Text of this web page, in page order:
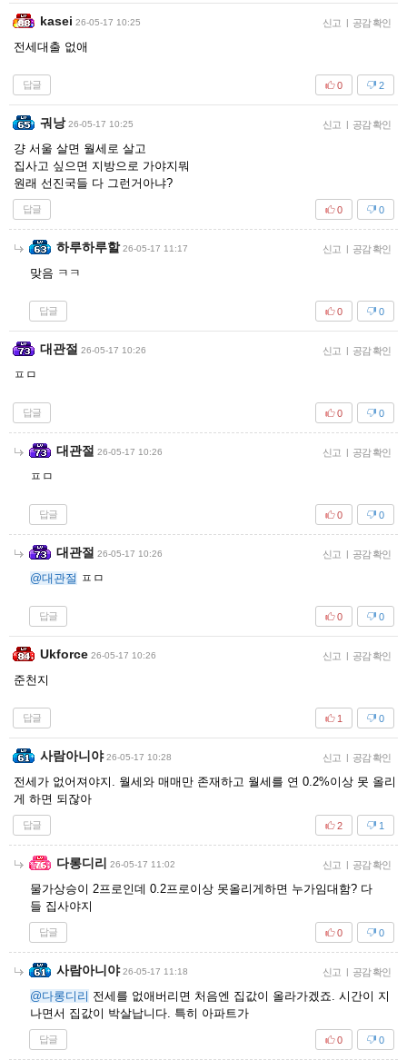
kasei 26-05-17 10:25 신고 공감 확인
전세대출 없애
답글 2
0
궈낭 26-05-17 10:25 신고 공감 확인
걍 서울 살면 월세로 살고
집사고 싶으면 지방으로 가야지뭐
원래 선진국들 다 그런거아냐?
답글 0
0
하루하루할 26-05-17 11:17 신고 공감 확인
맞음 ㅋㅋ
답글 0
0
대관절 26-05-17 10:26 신고 공감 확인
ㅍㅁ
답글 0
0
대관절 26-05-17 10:26 신고 공감 확인
ㅍㅁ
답글 0
0
대관절 26-05-17 10:26 신고 공감 확인
@대관절 ㅍㅁ
답글 0
0
Ukforce 26-05-17 10:26 신고 공감 확인
준천지
답글 0
1
사람아니야 26-05-17 10:28 신고 공감 확인
전세가 없어져야지. 월세와 매매만 존재하고 월세를 연 0.2%이상 못 올리
게 하면 되잖아
답글 1
2
다롱디리 26-05-17 11:02 신고 공감 확인
물가상승이 2프로인데 0.2프로이상 못올리게하면 누가임대함? 다
들 집사야지
답글 0
0
사람아니야 26-05-17 11:18 신고 공감 확인
@다롱디리 전세를 없애버리면 처음엔 집값이 올라가겠죠. 시간이 지
나면서 집값이 박살납니다. 특히 아파트가
답글 0
0